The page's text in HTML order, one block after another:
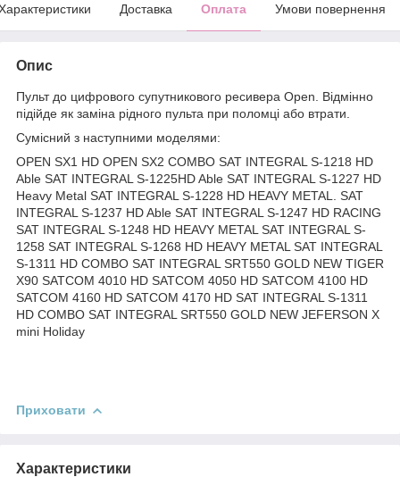
Доставка Оплата Умови повернення
Опис
Пульт до цифрового супутникового ресивера Open. Відмінно
підійде як заміна рідного пульта при поломці або втрати.
Сумісний з наступними моделями:
OPEN SX1 HD OPEN SX2 COMBO SAT INTEGRAL S-1218 HD
Able SAT INTEGRAL S-1225HD Able SAT INTEGRAL S-1227 HD
Heavy Metal SAT INTEGRAL S-1228 HD HEAVY METAL. SAT
INTEGRAL S-1237 HD Able SAT INTEGRAL S-1247 HD RACING
SAT INTEGRAL S-1248 HD HEAVY METAL SAT INTEGRAL S-
1258 SAT INTEGRAL S-1268 HD HEAVY METAL SAT INTEGRAL
S-1311 HD COMBO SAT INTEGRAL SRT550 GOLD NEW TIGER
X90 SATCOM 4010 HD SATCOM 4050 HD SATCOM 4100 HD
SATCOM 4160 HD SATCOM 4170 HD SAT INTEGRAL S-1311
HD COMBO SAT INTEGRAL SRT550 GOLD NEW JEFERSON X
mini Holiday
Приховати
Характеристики